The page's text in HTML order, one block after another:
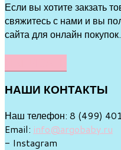
Если вы хотите закзать
свяжитесь с нами и вы
сайта для онлайн покупок.
НАШИ КОНТАКТЫ
Наш телефон: 8 (499)
Email: info@argobaby.ru
- Instagram